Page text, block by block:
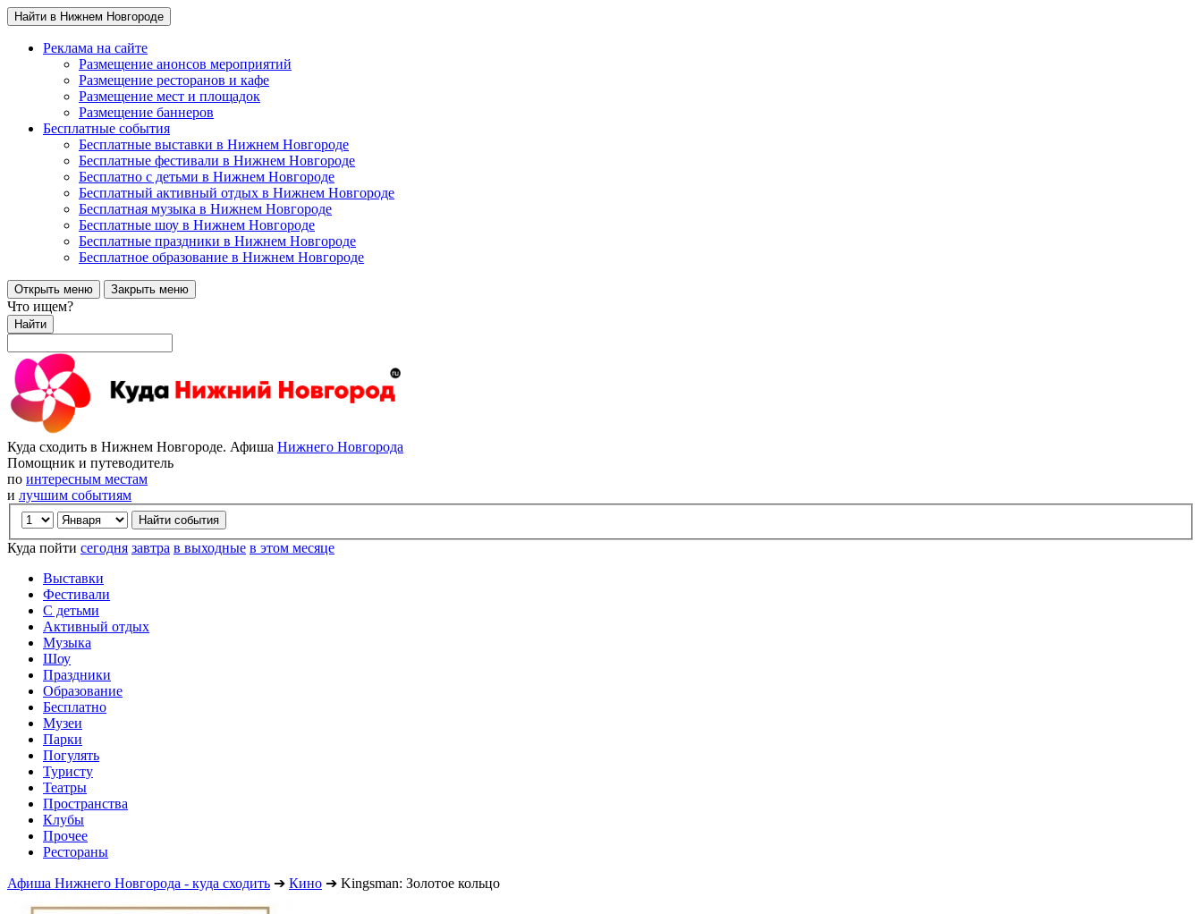
Найти в Нижнем Новгороде
Реклама на сайте
Размещение анонсов мероприятий
Размещение ресторанов и кафе
Размещение мест и площадок
Размещение баннеров
Бесплатные события
Бесплатные выставки в Нижнем Новгороде
Бесплатные фестивали в Нижнем Новгороде
Бесплатно с детьми в Нижнем Новгороде
Бесплатный активный отдых в Нижнем Новгороде
Бесплатная музыка в Нижнем Новгороде
Бесплатные шоу в Нижнем Новгороде
Бесплатные праздники в Нижнем Новгороде
Бесплатное образование в Нижнем Новгороде
Открыть меню Закрыть меню
Что ищем?
Найти
Куда сходить в Нижнем Новгороде. Афиша Нижнего Новгорода
Помощник и путеводитель
по интересным местам
и лучшим событиям
Куда пойти сегодня завтра в выходные в этом месяце
Выставки
Фестивали
С детьми
Активный отдых
Музыка
Шоу
Праздники
Образование
Бесплатно
Музеи
Парки
Погулять
Туристу
Театры
Пространства
Клубы
Прочее
Рестораны
Афиша Нижнего Новгорода - куда сходить ➔ Кино ➔ Kingsman: Золотое кольцо